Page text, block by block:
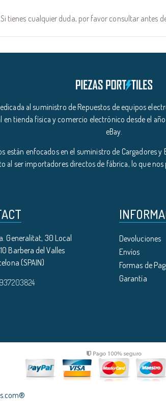
Si tienes cualquier duda, por favor consultar antes
al suministro de Repuestos de equipos
tienda física y comercio electrónico desde el
eBay.
están enfocados en el suministro de Cargadores
al ser importadores directos de fábrica, lo que
Generalitat, 30 Local
Barbera del Valles
(SPAIN)
Devoluciones
Envíos
Formas de
Garantía